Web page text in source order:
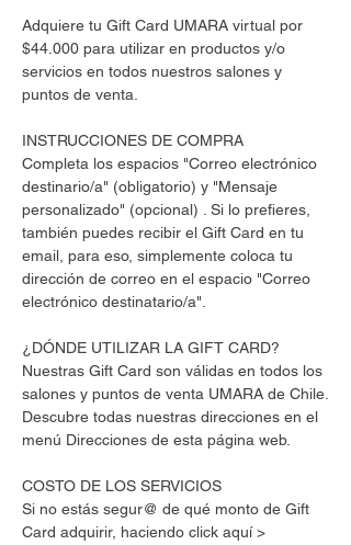
Adquiere tu Gift Card UMARA virtual por
$44.000 para utilizar en productos y/o
servicios en todos nuestros salones y
puntos de venta.
INSTRUCCIONES DE COMPRA
Completa los espacios "Correo electrónico
destinario/a" (obligatorio) y "Mensaje
personalizado" (opcional) . Si lo prefieres,
también puedes recibir el Gift Card en tu
email, para eso, simplemente coloca tu
dirección de correo en el espacio "Correo
electrónico destinatario/a".
¿DÓNDE UTILIZAR LA GIFT CARD?
Nuestras Gift Card son válidas en todos los
salones y puntos de venta UMARA de Chile.
Descubre todas nuestras direcciones en el
menú Direcciones de esta página web.
COSTO DE LOS SERVICIOS
Si no estás segur@ de qué monto de Gift
Card adquirir, haciendo click aquí >